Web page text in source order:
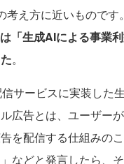
え方に近いものです
「生成AIによる事業
。
サービスに実装した
広告とは、ユーザー
を配信する仕組みの
などと発言したら、